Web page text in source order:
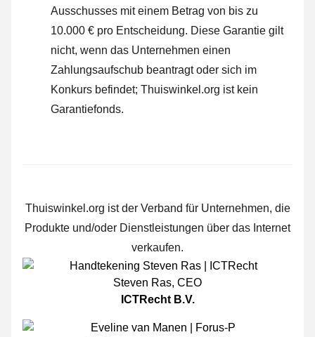
Ausschusses mit einem Betrag von bis zu
10.000 € pro Entscheidung. Diese Garantie gilt
nicht, wenn das Unternehmen einen
Zahlungsaufschub beantragt oder sich im
Konkurs befindet; Thuiswinkel.org ist kein
Garantiefonds.
Thuiswinkel.org ist der Verband für Unternehmen, die
Produkte und/oder Dienstleistungen über das Internet
verkaufen.
Steven Ras, CEO
ICTRecht B.V.